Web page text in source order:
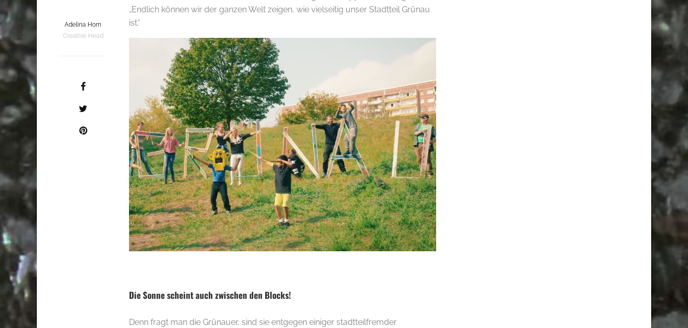
Adelina Horn
Creative Head
„Endlich können wir der ganzen Welt zeigen, wie vielseitig unser Stadtteil Grünau
ist.“
Die Sonne scheint auch zwischen den Blocks!
Denn fragt man die Grünauer, sind sie entgegen einiger stadtteilfremder